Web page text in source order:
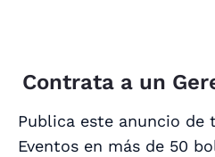
Contrata a un
Publica este anuncio de
Eventos en más de 50